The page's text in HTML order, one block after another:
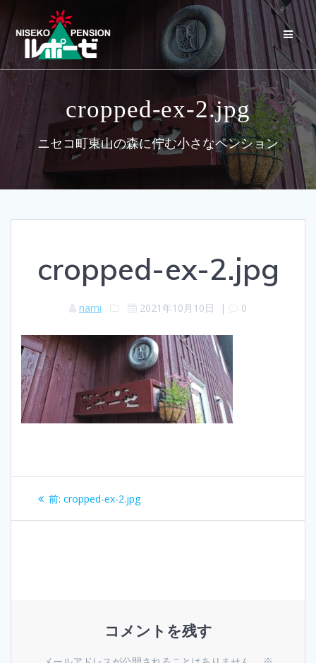
テ
ン
ツ
ス
キ
ッ
プ
cropped-ex-2.jpg
ニセコ町東山の森に佇む小さなペンション
cropped-ex-2.jpg
nami 2021年10月10日 | 0
稿
前: 過
cropped-ex-2.jpg
コメントを残す